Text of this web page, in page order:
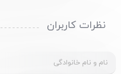
نظرات کاربران